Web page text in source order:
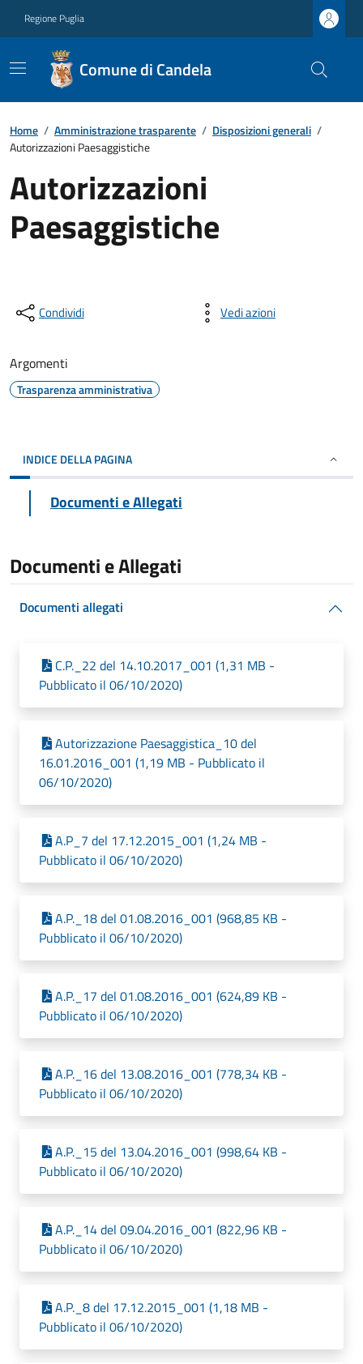
Regione Puglia
Comune di Candela
Home / Amministrazione trasparente / Disposizioni generali /
Autorizzazioni Paesaggistiche
Autorizzazioni
Paesaggistiche
Condividi Vedi azioni
Argomenti
Trasparenza amministrativa
INDICE DELLA PAGINA
Documenti e Allegati
Documenti e Allegati
Documenti allegati
C.P._22 del 14.10.2017_001 (1,31 MB -
Pubblicato il 06/10/2020)
Autorizzazione Paesaggistica_10 del
16.01.2016_001 (1,19 MB - Pubblicato il
06/10/2020)
A.P_7 del 17.12.2015_001 (1,24 MB -
Pubblicato il 06/10/2020)
A.P._18 del 01.08.2016_001 (968,85 KB -
Pubblicato il 06/10/2020)
A.P._17 del 01.08.2016_001 (624,89 KB -
Pubblicato il 06/10/2020)
A.P._16 del 13.08.2016_001 (778,34 KB -
Pubblicato il 06/10/2020)
A.P._15 del 13.04.2016_001 (998,64 KB -
Pubblicato il 06/10/2020)
A.P._14 del 09.04.2016_001 (822,96 KB -
Pubblicato il 06/10/2020)
A.P._8 del 17.12.2015_001 (1,18 MB -
Pubblicato il 06/10/2020)